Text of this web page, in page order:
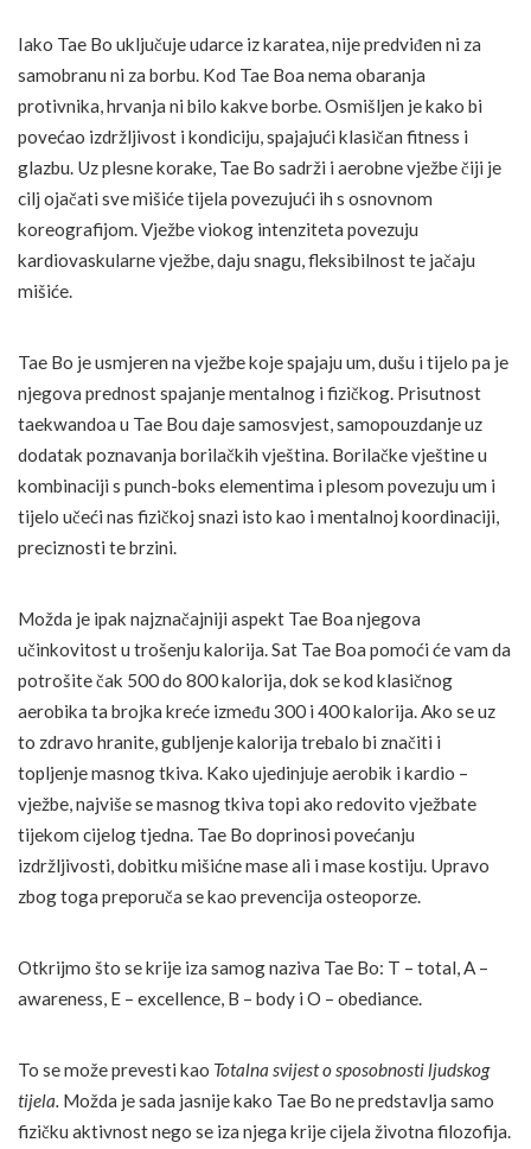
Iako Tae Bo uključuje udarce iz karatea, nije predviđen ni za
samobranu ni za borbu. Kod Tae Boa nema obaranja
protivnika, hrvanja ni bilo kakve borbe. Osmišljen je kako bi
povećao izdržljivost i kondiciju, spajajući klasičan fitness i
glazbu. Uz plesne korake, Tae Bo sadrži i aerobne vježbe čiji je
cilj ojačati sve mišiće tijela povezujući ih s osnovnom
koreografijom. Vježbe viokog intenziteta povezuju
kardiovaskularne vježbe, daju snagu, fleksibilnost te jačaju
mišiće.
Tae Bo je usmjeren na vježbe koje spajaju um, dušu i tijelo pa je
njegova prednost spajanje mentalnog i fizičkog. Prisutnost
taekwandoa u Tae Bou daje samosvjest, samopouzdanje uz
dodatak poznavanja borilačkih vještina. Borilačke vještine u
kombinaciji s punch-boks elementima i plesom povezuju um i
tijelo učeći nas fizičkoj snazi isto kao i mentalnoj koordinaciji,
preciznosti te brzini.
Možda je ipak najznačajniji aspekt Tae Boa njegova
učinkovitost u trošenju kalorija. Sat Tae Boa pomoći će vam da
potrošite čak 500 do 800 kalorija, dok se kod klasičnog
aerobika ta brojka kreće između 300 i 400 kalorija. Ako se uz
to zdravo hranite, gubljenje kalorija trebalo bi značiti i
topljenje masnog tkiva. Kako ujedinjuje aerobik i kardio –
vježbe, najviše se masnog tkiva topi ako redovito vježbate
tijekom cijelog tjedna. Tae Bo doprinosi povećanju
izdržljivosti, dobitku mišićne mase ali i mase kostiju. Upravo
zbog toga preporuča se kao prevencija osteoporze.
Otkrijmo što se krije iza samog naziva Tae Bo: T – total, A –
awareness, E – excellence, B – body i O – obediance.
To se može prevesti kao Totalna svijest o sposobnosti ljudskog
tijela. Možda je sada jasnije kako Tae Bo ne predstavlja samo
fizičku aktivnost nego se iza njega krije cijela životna filozofija.